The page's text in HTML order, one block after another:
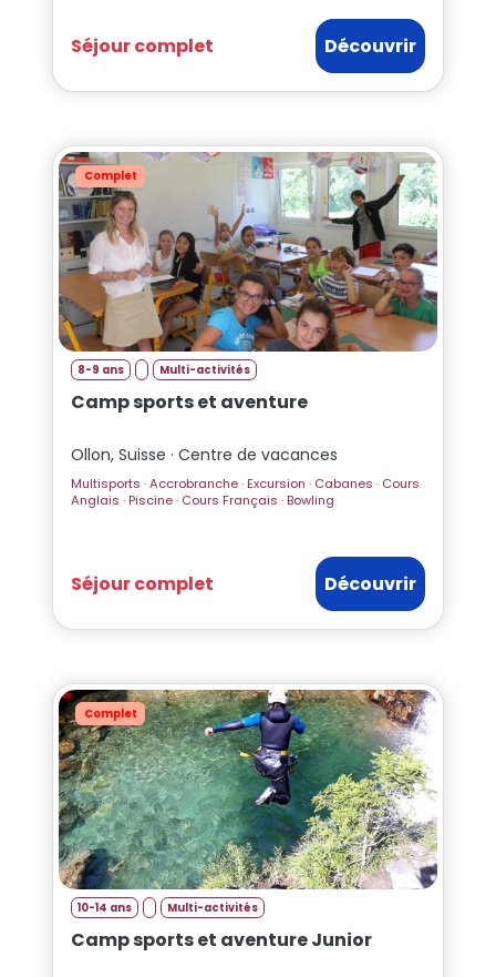
Séjour complet Découvrir
Complet
8-9 ans Multi-activités
Camp sports et aventure
Ollon, Suisse · Centre de vacances
Multisports · Accrobranche · Excursion · Cabanes · Cours
Anglais · Piscine · Cours Français · Bowling
Séjour complet Découvrir
Complet
10-14 ans Multi-activités
Camp sports et aventure Junior